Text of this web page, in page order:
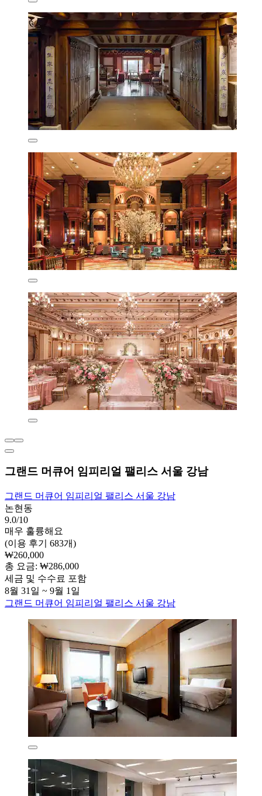
그랜드 머큐어 임피리얼 팰리스 서울 강남
그랜드 머큐어 임피리얼 팰리스 서울 강남
논현동
9.0/10
매우 훌륭해요
(이용 후기 683개)
₩260,000
총 요금: ₩286,000
세금 및 수수료 포함
8월 31일 ~ 9월 1일
그랜드 머큐어 임피리얼 팰리스 서울 강남